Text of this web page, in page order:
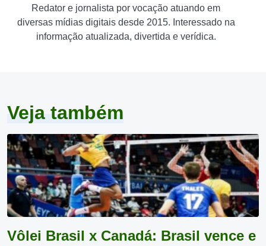
Redator e jornalista por vocação atuando em
diversas mídias digitais desde 2015. Interessado na
informação atualizada, divertida e verídica.
Veja também
Vôlei Brasil x Canadá: Brasil vence e